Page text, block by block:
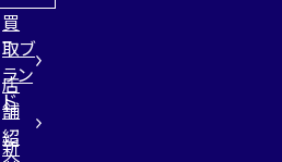
買
取ブ
ラン
ド
店
舗
紹
新